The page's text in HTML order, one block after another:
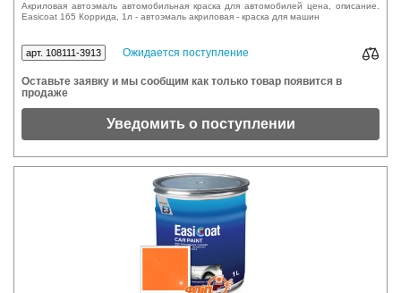
Акриловая автоэмаль автомобильная краска для автомобилей цена, описание.
Easicoat 165 Коррида, 1л - автоэмаль акриловая - краска для машин
арт. 108111-3913 Ожидается поступление
Оставьте заявку и мы сообщим как только товар появится в
продаже
Уведомить о поступлении